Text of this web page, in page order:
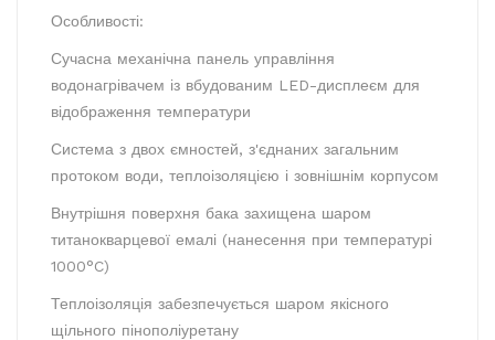
Особливості:
Сучасна механічна панель управління
водонагрівачем із вбудованим LED-дисплеєм для
відображення температури
Система з двох ємностей, з'єднаних загальним
протоком води, теплоізоляцією і зовнішнім корпусом
Внутрішня поверхня бака захищена шаром
титанокварцевої емалі (нанесення при температурі
1000°C)
Теплоізоляція забезпечується шаром якісного
щільного пінополіуретану